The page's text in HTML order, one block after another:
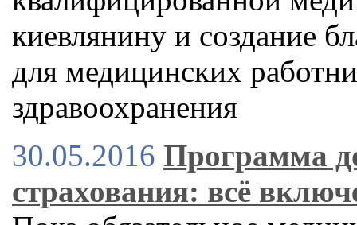
киевлянину и создание
для медицинских
здравоохранения
30.05.2016 Программа
страхования: всё